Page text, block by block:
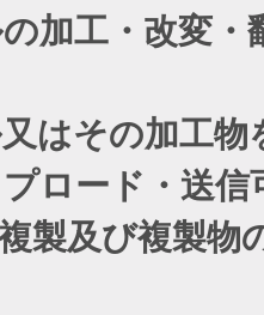
加工・改変
その加工物
ロード・送信
及び複製物